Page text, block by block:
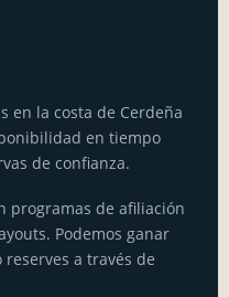
en la costa de Cerdeña
en tiempo
de confianza.
programas de afiliación
Podemos ganar
a través de